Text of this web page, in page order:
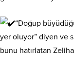
“Doğup
yer oluyor” diyen ve
bunu hatırlatan